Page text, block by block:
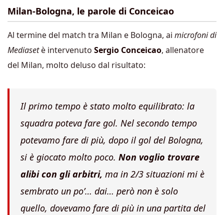
Milan-Bologna, le parole di Conceicao
Al termine del match tra Milan e Bologna, ai microfoni di
Mediasetè intervenuto Sergio Conceicao, allenatore
del Milan, molto deluso dal risultato:
Il primo tempo è stato molto equilibrato: la
squadra poteva fare gol. Nel secondo tempo
potevamo fare di più, dopo il gol del Bologna,
si è giocato molto poco. Non voglio trovare
alibi con gli arbitri, ma in 2/3 situazioni mi è
sembrato un po’… dai… però non è solo
quello, dovevamo fare di più in una partita del